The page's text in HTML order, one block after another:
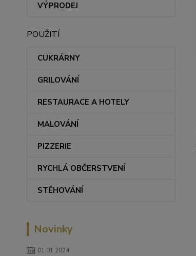
VÝPRODEJ
POUŽITÍ
CUKRÁRNY
GRILOVÁNÍ
RESTAURACE A HOTELY
MALOVÁNÍ
PIZZERIE
RYCHLÁ OBČERSTVENÍ
STĚHOVÁNÍ
Novinky
01.01.2024